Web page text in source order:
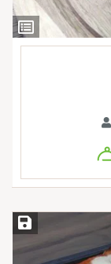
Ingredienti
Salva ricetta